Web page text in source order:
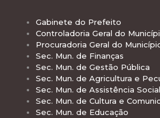
Gabinete do Prefeito
Controladoria Geral do
Procuradoria Geral do
Sec. Mun. de Finanças
Sec. Mun. de Gestão Pública
Sec. Mun. de Agricultura e
Sec. Mun. de Assistência Social
Sec. Mun. de Cultura e
Sec. Mun. de Educação